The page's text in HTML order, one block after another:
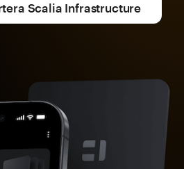
Scalia Infrastructure